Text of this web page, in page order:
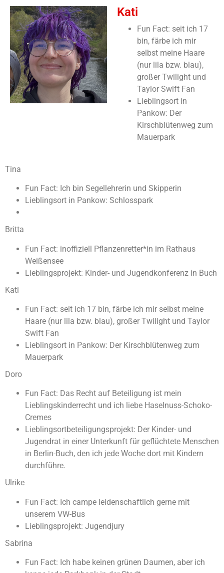
Kati
Fun Fact: seit ich 17
bin, färbe ich mir
selbst meine Haare
(nur lila bzw. blau),
großer Twilight und
Taylor Swift Fan
Lieblingsort in
Pankow: Der
Kirschblütenweg zum
Mauerpark
Tina
Fun Fact: Ich bin Segellehrerin und Skipperin
Lieblingsort in Pankow: Schlosspark
Britta
Fun Fact: inoffiziell Pflanzenretter*in im Rathaus
Weißensee
Lieblingsprojekt: Kinder- und Jugendkonferenz in Buch
Kati
Fun Fact: seit ich 17 bin, färbe ich mir selbst meine
Haare (nur lila bzw. blau), großer Twilight und Taylor
Swift Fan
Lieblingsort in Pankow: Der Kirschblütenweg zum
Mauerpark
Doro
Fun Fact: Das Recht auf Beteiligung ist mein
Lieblingskinderrecht und ich liebe Haselnuss-Schoko-
Cremes
Lieblingsortbeteiligungsprojekt: Der Kinder- und
Jugendrat in einer Unterkunft für geflüchtete Menschen
in Berlin-Buch, den ich jede Woche dort mit Kindern
durchführe.
Ulrike
Fun Fact: Ich campe leidenschaftlich gerne mit
unserem VW-Bus
Lieblingsprojekt: Jugendjury
Sabrina
Fun Fact: Ich habe keinen grünen Daumen, aber ich